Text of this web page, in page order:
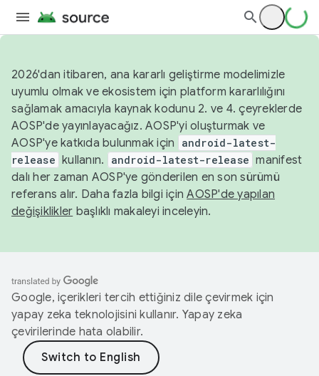
2026'dan itibaren, ana kararlı geliştirme modelimizle
uyumlu olmak ve ekosistem için platform kararlılığını
sağlamak amacıyla kaynak kodunu 2. ve 4. çeyreklerde
AOSP'de yayınlayacağız. AOSP'yi oluşturmak ve
AOSP'ye katkıda bulunmak için
android-latest-
release kullanın. android-latest-release manifest
dalı her zaman AOSP'ye gönderilen en son sürümü
referans alır. Daha fazla bilgi içinAOSP'de yapılan
değişiklikler başlıklı makaleyi inceleyin.
Google, içerikleri tercih ettiğiniz dile çevirmek için
yapay zeka teknolojisini kullanır. Yapay zeka
çevirilerinde hata olabilir.